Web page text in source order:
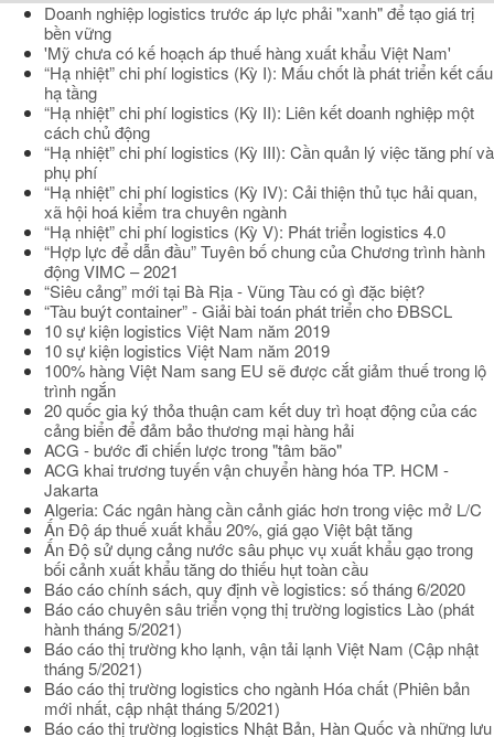
Doanh nghiệp logistics trước áp lực phải "xanh" để tạo giá trị
bền vững
'Mỹ chưa có kế hoạch áp thuế hàng xuất khẩu Việt Nam'
“Hạ nhiệt” chi phí logistics (Kỳ I): Mấu chốt là phát triển kết cấu
hạ tầng
“Hạ nhiệt” chi phí logistics (Kỳ II): Liên kết doanh nghiệp một
cách chủ động
“Hạ nhiệt” chi phí logistics (Kỳ III): Cần quản lý việc tăng phí và
phụ phí
“Hạ nhiệt” chi phí logistics (Kỳ IV): Cải thiện thủ tục hải quan,
xã hội hoá kiểm tra chuyên ngành
“Hạ nhiệt” chi phí logistics (Kỳ V): Phát triển logistics 4.0
“Hợp lực để dẫn đầu” Tuyên bố chung của Chương trình hành
động VIMC – 2021
“Siêu cảng” mới tại Bà Rịa - Vũng Tàu có gì đặc biệt?
“Tàu buýt container” - Giải bài toán phát triển cho ĐBSCL
10 sự kiện logistics Việt Nam năm 2019
10 sự kiện logistics Việt Nam năm 2019
100% hàng Việt Nam sang EU sẽ được cắt giảm thuế trong lộ
trình ngắn
20 quốc gia ký thỏa thuận cam kết duy trì hoạt động của các
cảng biển để đảm bảo thương mại hàng hải
ACG - bước đi chiến lược trong "tâm bão"
ACG khai trương tuyến vận chuyển hàng hóa TP. HCM -
Jakarta
Algeria: Các ngân hàng cần cảnh giác hơn trong việc mở L/C
Ấn Độ áp thuế xuất khẩu 20%, giá gạo Việt bật tăng
Ấn Độ sử dụng cảng nước sâu phục vụ xuất khẩu gạo trong
bối cảnh xuất khẩu tăng do thiếu hụt toàn cầu
Báo cáo chính sách, quy định về logistics: số tháng 6/2020
Báo cáo chuyên sâu triển vọng thị trường logistics Lào (phát
hành tháng 5/2021)
Báo cáo thị trường kho lạnh, vận tải lạnh Việt Nam (Cập nhật
tháng 5/2021)
Báo cáo thị trường logistics cho ngành Hóa chất (Phiên bản
mới nhất, cập nhật tháng 5/2021)
Báo cáo thị trường logistics Nhật Bản, Hàn Quốc và những lưu